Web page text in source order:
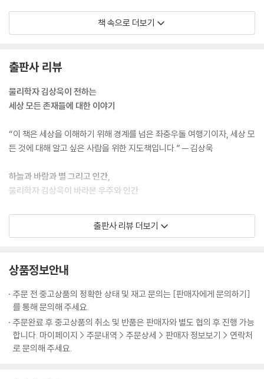
"세상 만물은 원자로 되어 있다. 세상 모든 것을 원자로 환원할 수는 없지
만 원자는 세상이 왜 이런 모습인지 알려준다."
우주에서 가장 많은 원자는 수소입니다. 발을 딛고 있는 땅에는 산소 원자
가 가장 많습니다. 수소와 산소가 결합한 것이 물이고, 수소, 산소 원자에
탄소와 질소 원자를 더하면 우리 몸을 이루는 원자의 97%가 넘습니다. 원
자는 인간이 간접적으로나마 느낄 수 있고, 우리가 지각할 수 있는 모든 물
고 말해도 큰 무리는 없습니다. 물리학의 시작은 원자입니다. 물리학자가
보는 모든 이야기의 시작점 역시 원자입니다. 원자는 '원자에서 분자로, 분
입니다. 고로 원자에 대한 이해는 세상 존재에 대한 이해로 연결됩니다.
세상을 이해하기 위한 물리학자의 좌충우돌 여행기
까요? 김상욱 교수는 오히려 물리학의 경계를 넘어야 한다고 말합니다. 원
어 있습니다. 각 층위는 자기만의 특성을 가지기 때문에 상위 층위의 특성
을 이해한다고 해도 하위 층위를 이해하지 못합니다. 하위 층위를 모두 이
해한다 한들 전체를 이해할 수도 없습니다. 각 층위는 오를 때마다 새로운
특성들이 창발됩니다. 그렇기에 물리학에서 화학으로, 화학에서 생물학으
결국 우리는 층위에 따라 다른 법칙을 적용하는 것이 최선이라는 결론에
우리는 죽으면 흙으로, 즉 지구로 돌아간다. 이것은 시적인 표현이 아니라
과학적 사실이다. 이렇게 만물은 원자로 되어 있다.
---「4장 물리학의 관점으로 본 지구 144쪽」중에서
우리 몸을 이루는 원자핵은 변하지 않는 물질의 토대가 되지만, 별의 원자
핵은 쪼개지고 합쳐지며 우주를 움직이는 에너지를 만들어낸다. 어떤 원자
움직임을 추동한다. 이렇게 우주는 원자들로 이루어진 하나의 거대한 유기
체와 같다.
원자를 이해하자 인류 문명의 모습 자체가 바뀌게 된다. 19세기에는 존재
하지 않았던 컴퓨터, TV, 플라스틱, 스마트폰, 인터넷, 형광등, 합성 섬유,
인간이 원자를 이해했기 때문이다.
지금까지 살펴봤듯이 호흡으로 에너지를 만드는 과정은 연쇄 화학 반응에
불과하다. 우리는 화학 반응이 이렇게 순차적으로 일어나는 것을 살아 있
다고 말한다. 생명에 쓰이는 원자는 무생물에 쓰이는 원자와 동일하다. 생
명은 원자로 만들어진 화학 기계다.
책 속으로 더보기
출판사 리뷰
물리학자 김상욱이 전하는
세상 모든 존재들에 대한 이야기
“이 책은 세상을 이해하기 위해 경계를 넘은 좌충우돌 여행기이자, 세상 모
든 것에 대해 알고 싶은 사람을 위한 지도책입니다.” ─ 김상욱
하늘과 바람과 별 그리고 인간,
물리학자 김상욱이 바라본 우주와 인간
5년간의 작업을 통해서 돌아온 다정한 물리학자 김상욱이 과학의 언어를
통해 세상 모든 존재들에 대한 이야기를 들려준다. 윤동주 시인의 시집에
법칙을, 바람은 시간과 공간을, 별은 물질과 에너지로 다가온다고 한다. 여
기에 인간을 더한 ‘하늘과 바람과 별과 인간’은 물리학자 김상욱이 이 책에
서 다루고자 하는 모든 대상들을 포괄한다. 저자는 에두르지 않고 원자에
서 시작해, 원자에서 분자로, 분자에서 물질로, 다시 물질에서 생명으로,
그리고 생명에서 인간으로 존재의 층위를 오르며 평소 그가 말하는 “모든
것은 원자로 되어 있다”라는 말의 의미가 무엇인지 세밀히 그려나간다. 물
출판사 리뷰 더보기
상품정보안내
주문 전 중고상품의 정확한 상태 및 재고 문의는 [판매자에게 문의하기]
를 통해 문의해 주세요.
주문완료 후 중고상품의 취소 및 반품은 판매자와 별도 협의 후 진행 가능
합니다. 마이페이지 > 주문내역 > 주문상세 > 판매자 정보보기 > 연락처
로 문의해 주세요.